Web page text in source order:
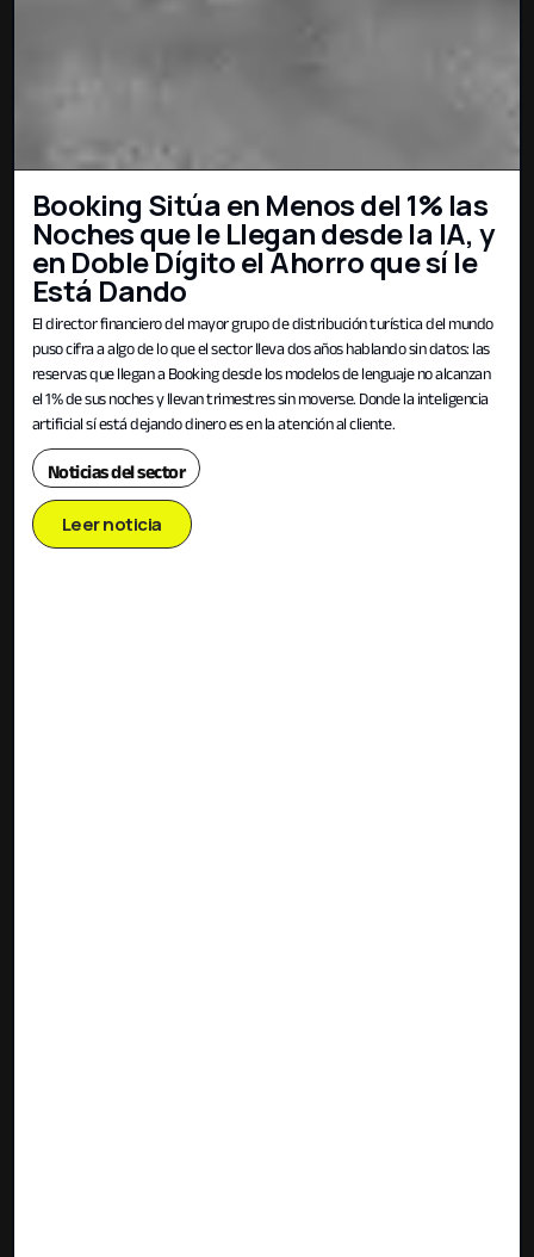
Booking Sitúa en Menos del 1% las
Noches que le Llegan desde la IA, y
en Doble Dígito el Ahorro que sí le
Está Dando
El director financiero del mayor grupo de distribución turística del mundo
puso cifra a algo de lo que el sector lleva dos años hablando sin datos: las
reservas que llegan a Booking desde los modelos de lenguaje no alcanzan
el 1% de sus noches y llevan trimestres sin moverse. Donde la inteligencia
artificial sí está dejando dinero es en la atención al cliente.
Noticias del sector
Leer noticia